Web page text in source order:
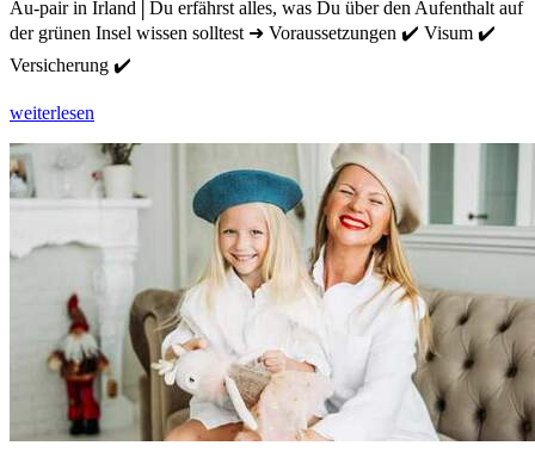
Au-pair in Irland│Du erfährst alles, was Du über den Aufenthalt auf
der grünen Insel wissen solltest ➜ Voraussetzungen ✔️ Visum ✔️
Versicherung ✔️
weiterlesen